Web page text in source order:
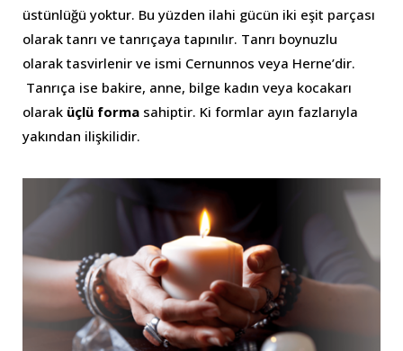
üstünlüğü yoktur. Bu yüzden ilahi gücün iki eşit parçası
olarak tanrı ve tanrıçaya tapınılır. Tanrı boynuzlu
olarak tasvirlenir ve ismi Cernunnos veya Herne’dir.
Tanrıça ise bakire, anne, bilge kadın veya kocakarı
olarak üçlü forma sahiptir. Ki formlar ayın fazlarıyla
yakından ilişkilidir.